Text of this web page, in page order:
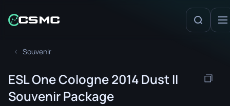
Souvenir
ESL One Cologne 2014 Dust II
Souvenir Package